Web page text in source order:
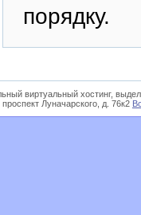
порядку.
виртуальный хостинг,
Луначарского, д. 76к2